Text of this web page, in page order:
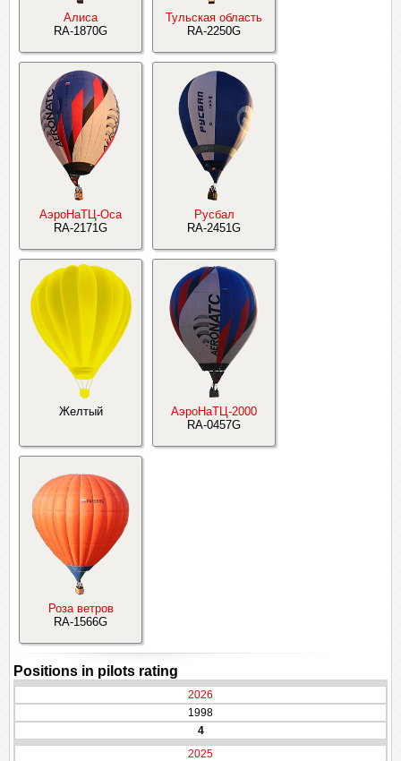
Алиса
RA-1870G
Тульская область
RA-2250G
АэроНаТЦ-Оса
RA-2171G
Русбал
RA-2451G
Желтый
АэроНаТЦ-2000
RA-0457G
Роза ветров
RA-1566G
Positions in pilots rating
2026
1998
4
2025